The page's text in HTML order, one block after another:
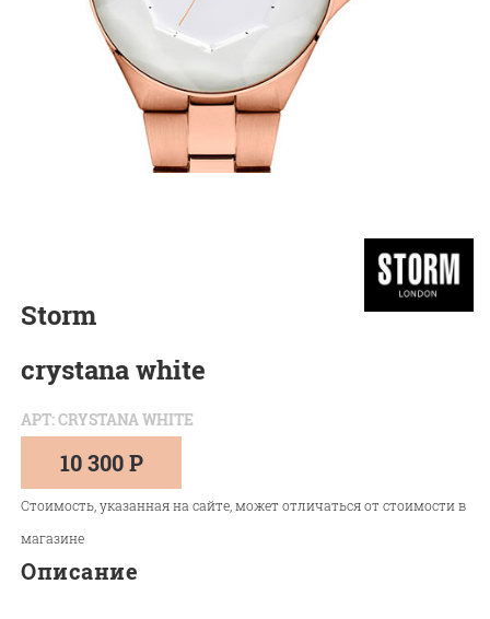
Storm
crystana white
АРТ: CRYSTANA WHITE
10 300 Р
Стоимость, указанная на сайте, может отличаться от стоимости в
магазине
Описание